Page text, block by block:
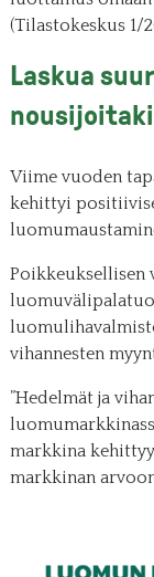
(Tilastokeskus 1/
Laskua
Viime vuoden
kehittyi
Poikkeuksellisen
vihannesten
”Hedelmät ja
markkina
markkinan